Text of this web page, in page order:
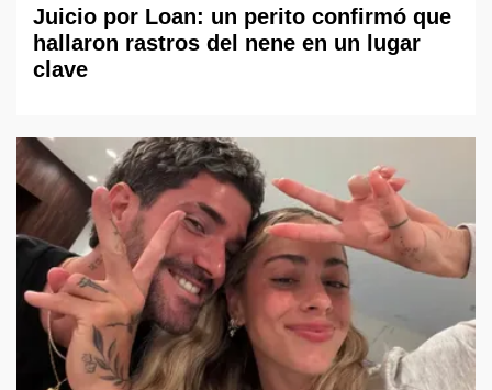
Juicio por Loan: un perito confirmó que
hallaron rastros del nene en un lugar
clave